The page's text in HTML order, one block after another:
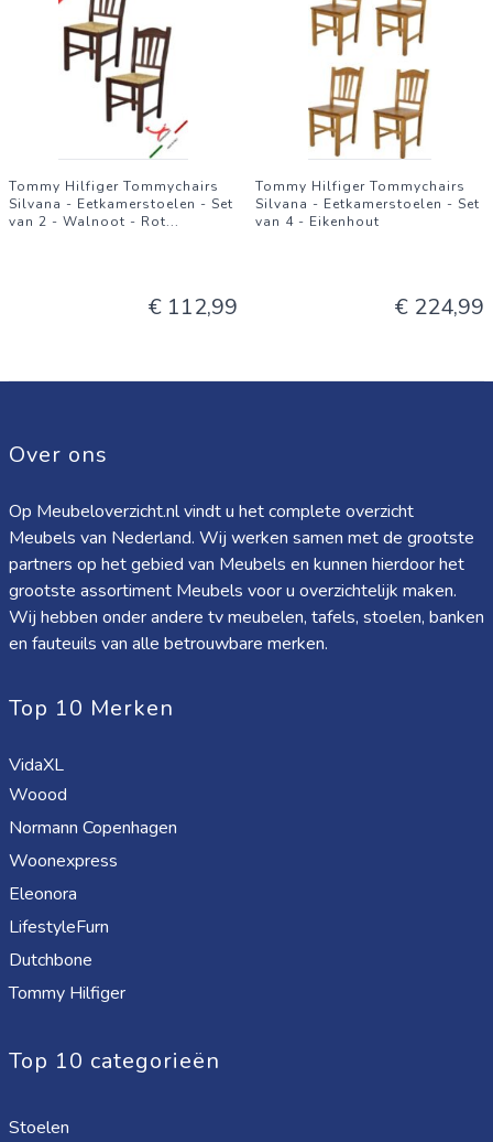
Tommy Hilfiger Tommychairs
Silvana - Eetkamerstoelen - Set
van 2 - Walnoot - Rot...
€ 112,99
Tommy Hilfiger Tommychairs
Silvana - Eetkamerstoelen - Set
van 4 - Eikenhout
€ 224,99
Over ons
Op Meubeloverzicht.nl vindt u het complete overzicht
Meubels van Nederland. Wij werken samen met de grootste
partners op het gebied van Meubels en kunnen hierdoor het
grootste assortiment Meubels voor u overzichtelijk maken.
Wij hebben onder andere tv meubelen, tafels, stoelen, banken
en fauteuils van alle betrouwbare merken.
Top 10 Merken
VidaXL
Woood
Normann Copenhagen
Woonexpress
Eleonora
LifestyleFurn
Dutchbone
Tommy Hilfiger
Top 10 categorieën
Stoelen